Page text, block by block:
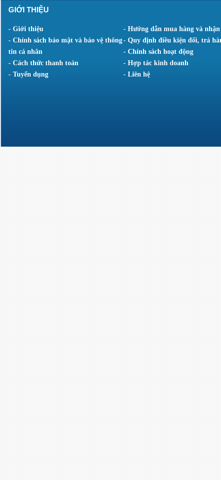
GIỚI THIỆU
- Giới thiệu
- Hướng dẫn mua hàng và
- Chính sách bảo mật và bảo vệ thông
tin cá nhân
- Quy định điều kiện đổi, trả
- Chính sách hoạt động
- Cách thức thanh toán
- Hợp tác kinh doanh
- Tuyển dụng
- Liên hệ